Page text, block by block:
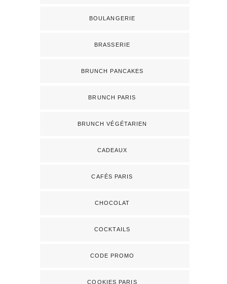
BOULANGERIE
BRASSERIE
BRUNCH PANCAKES
BRUNCH PARIS
BRUNCH VÉGÉTARIEN
CADEAUX
CAFÉS PARIS
CHOCOLAT
COCKTAILS
CODE PROMO
COOKIES PARIS